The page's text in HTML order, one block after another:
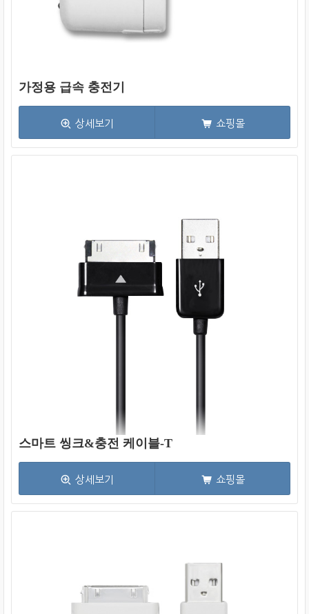
가정용 급속 충전기
상세보기 쇼핑몰
스마트 씽크&충전 케이블-T
상세보기 쇼핑몰